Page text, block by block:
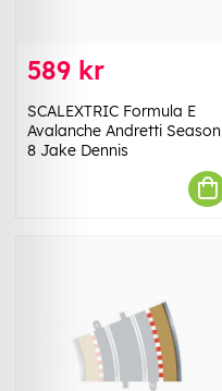
589 kr
SCALEXTRIC Formula E
Avalanche Andretti Season
8 Jake Dennis